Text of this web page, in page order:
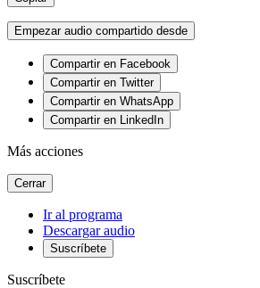
Empezar audio compartido desde
Compartir en Facebook
Compartir en Twitter
Compartir en WhatsApp
Compartir en LinkedIn
Más acciones
Cerrar
Ir al programa
Descargar audio
Suscríbete
Suscríbete